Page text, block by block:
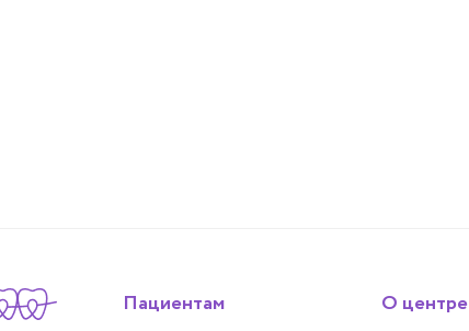
Пациентам
О центре